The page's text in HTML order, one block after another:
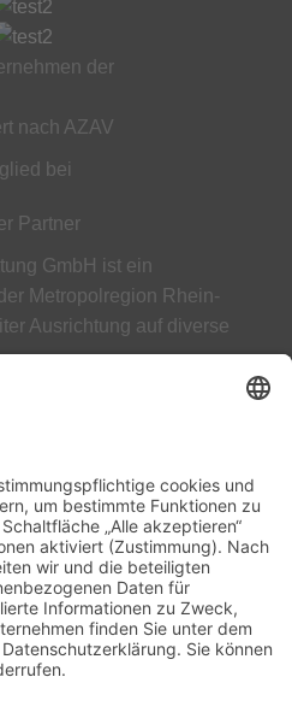
der
nach AZAV
bei
Partner
GmbH ist ein
Metropolregion Rhein-
Ausrichtung auf diverse